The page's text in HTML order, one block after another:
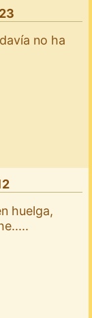
no ha
huelga,